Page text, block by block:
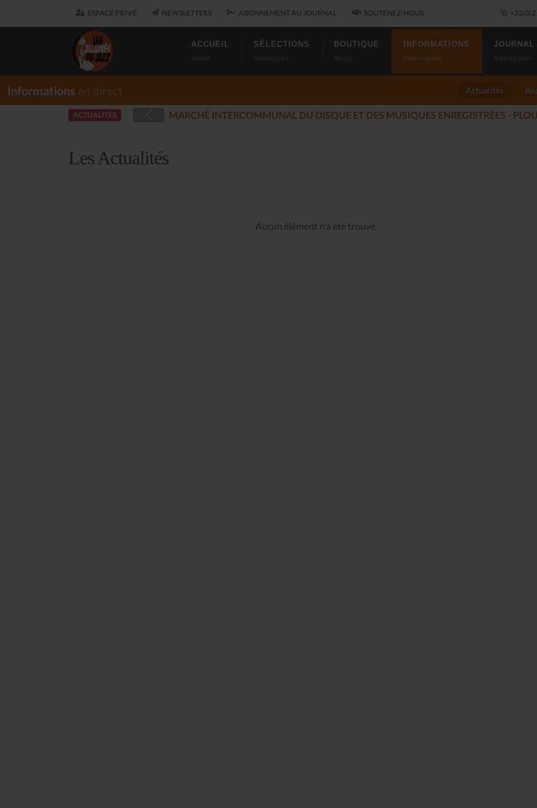
ESPACE PRIVÉ NEWSLETTERS ABONNEMENT AU JOURNAL SOUTENEZ-NOUS
ACCUEIL SÉLECTIONS BOUTIQUE INFORMATIONS
Information
JOURNAL
Informations en direct Actualités
ACTUALITÉS
(2025-12-17) LES ALLUMÉS DU JAZZ FONT SALON, LE PROGRAMME (2025-11-
Les Actualités
Aucun élément n'a été trouvé.